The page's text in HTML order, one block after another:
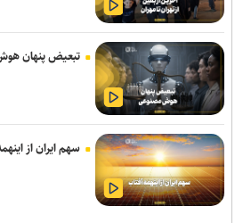
بازی Quake به مناسبت ۳۰ سالگی، صاحب کمپین داستانی جدیدی شد
روایت نخستین نگاه انسان به سلول‌های بدن
حضور ۲۰۰ شرکت‌کننده از ۱۴ کشور در المپیک فناوری ۲۰۲۶
نوآوری دانش‌بنیان ایرانی، معادله نصب
داد
تبعیض پنهان
سهم ایران از